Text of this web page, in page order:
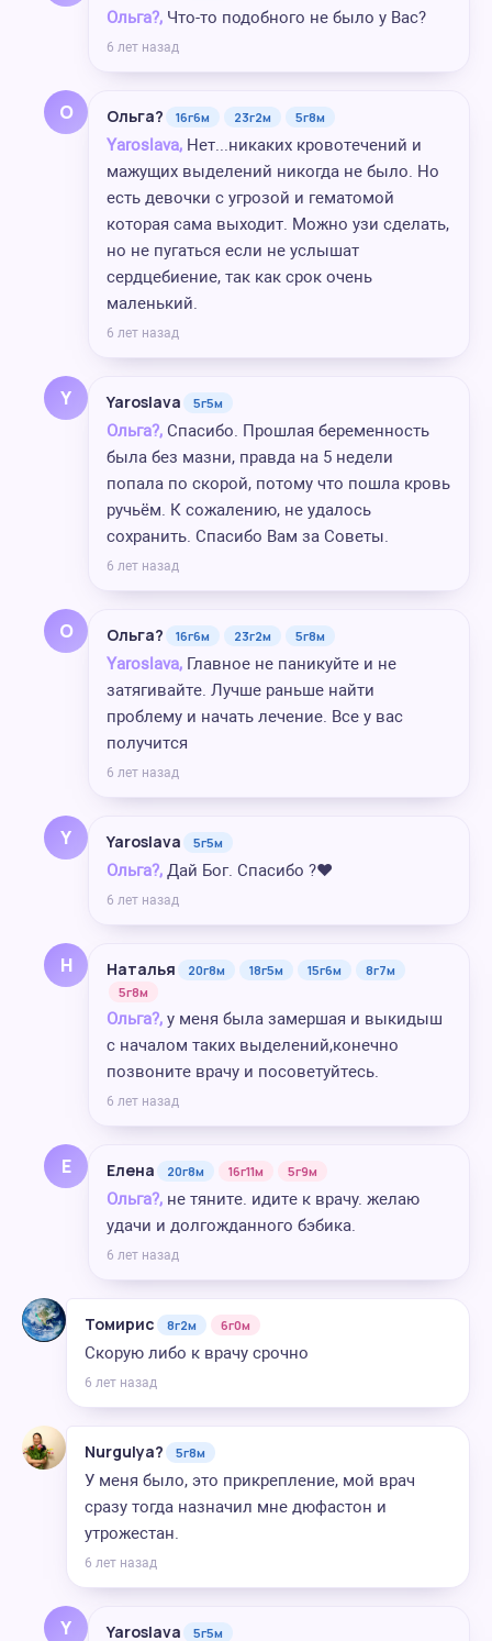
Ольга?, Что-то подобного не было у Вас?
6 лет назад
О Ольга? 16г6м 23г2м 5г8м
Yaroslava, Нет...никаких кровотечений и
мажущих выделений никогда не было. Но
есть девочки с угрозой и гематомой
которая сама выходит. Можно узи сделать,
но не пугаться если не услышат
сердцебиение, так как срок очень
маленький.
6 лет назад
Y Yaroslava 5г5м
Ольга?, Спасибо. Прошлая беременность
была без мазни, правда на 5 недели
попала по скорой, потому что пошла кровь
ручьём. К сожалению, не удалось
сохранить. Спасибо Вам за Советы.
6 лет назад
О Ольга? 16г6м 23г2м 5г8м
Yaroslava, Главное не паникуйте и не
затягивайте. Лучше раньше найти
проблему и начать лечение. Все у вас
получится
6 лет назад
Y Yaroslava 5г5м
Ольга?, Дай Бог. Спасибо ?❤️
6 лет назад
Н Наталья 20г8м 18г5м 15г6м
8г7м
5г8м
Ольга?, у меня была замершая и выкидыш
с началом таких выделений,конечно
позвоните врачу и посоветуйтесь.
6 лет назад
Е Елена 20г8м 16г11м 5г9м
Ольга?, не тяните. идите к врачу. желаю
удачи и долгожданного бэбика.
6 лет назад
Томирис 8г2м 6г0м
Скорую либо к врачу срочно
6 лет назад
Nurgulya? 5г8м
У меня было, это прикрепление, мой врач
сразу тогда назначил мне дюфастон и
утрожестан.
6 лет назад
Y Yaroslava 5г5м